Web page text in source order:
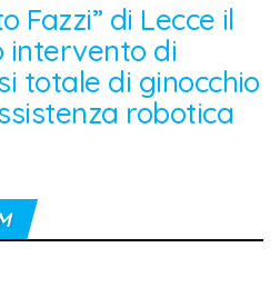
Fazzi” di Lecce il
intervento di
totale di ginocchio
robotica